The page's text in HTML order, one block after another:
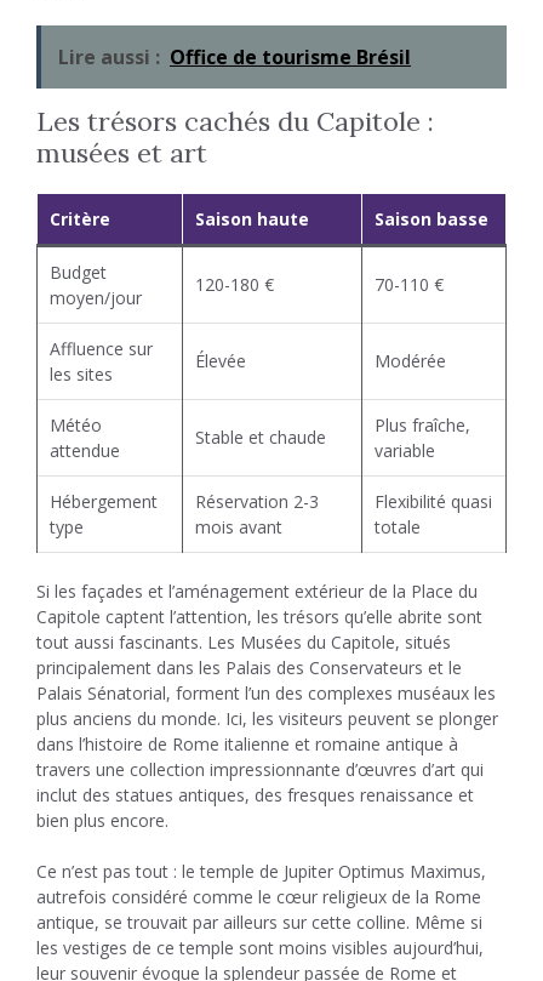
Lire aussi : Office de tourisme Brésil
Les trésors cachés du Capitole :
musées et art
Critère Saison haute Saison basse
Budget
moyen/jour
120-180 € 70-110 €
Affluence sur
les sites
Élevée Modérée
Météo
attendue
Stable et chaude
Plus fraîche,
variable
Hébergement
type
Réservation 2-3
mois avant
Flexibilité quasi
totale
Si les façades et l’aménagement extérieur de la Place du
Capitole captent l’attention, les trésors qu’elle abrite sont
tout aussi fascinants. Les Musées du Capitole, situés
principalement dans les Palais des Conservateurs et le
Palais Sénatorial, forment l’un des complexes muséaux les
plus anciens du monde. Ici, les visiteurs peuvent se plonger
dans l’histoire de Rome italienne et romaine antique à
travers une collection impressionnante d’œuvres d’art qui
inclut des statues antiques, des fresques renaissance et
bien plus encore.
Ce n’est pas tout : le temple de Jupiter Optimus Maximus,
autrefois considéré comme le cœur religieux de la Rome
antique, se trouvait par ailleurs sur cette colline. Même si
les vestiges de ce temple sont moins visibles aujourd’hui,
leur souvenir évoque la splendeur passée de Rome et